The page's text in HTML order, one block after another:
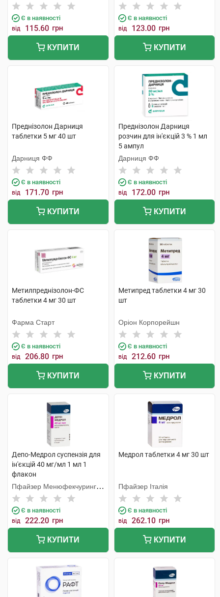
Є в наявності
від 115.60 грн
КУПИТИ
Є в наявності
від 123.00 грн
КУПИТИ
Преднізолон Дарниця
таблетки 5 мг 40 шт
Дарниця ФФ
Є в наявності
від 171.70 грн
КУПИТИ
Преднізолон Дарниця
розчин для ін'єкцій 3 % 1 мл
5 ампул
Дарниця ФФ
Є в наявності
від 172.00 грн
КУПИТИ
Метилпреднізолон-ФС
таблетки 4 мг 30 шт
Фарма Старт
Є в наявності
від 206.80 грн
КУПИТИ
Метипред таблетки 4 мг 30
шт
Оріон Корпорейшн
Є в наявності
від 212.60 грн
КУПИТИ
Депо-Медрол суспензія для
ін'єкцій 40 мг/мл 1 мл 1
флакон
Пфайзер Менюфекчуринг
Бельгія
Є в наявності
від 222.20 грн
КУПИТИ
Медрол таблетки 4 мг 30 шт
Пфайзер Італія
Є в наявності
від 262.10 грн
КУПИТИ